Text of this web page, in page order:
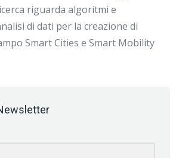
riguarda algoritmi e
di dati per la creazione di
Smart Cities e Smart Mobility